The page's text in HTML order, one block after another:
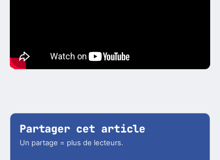
Partager cet article
Un partage = plus de lecteurs.